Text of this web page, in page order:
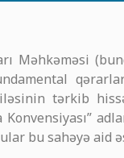
tərkib
bu sahəyə